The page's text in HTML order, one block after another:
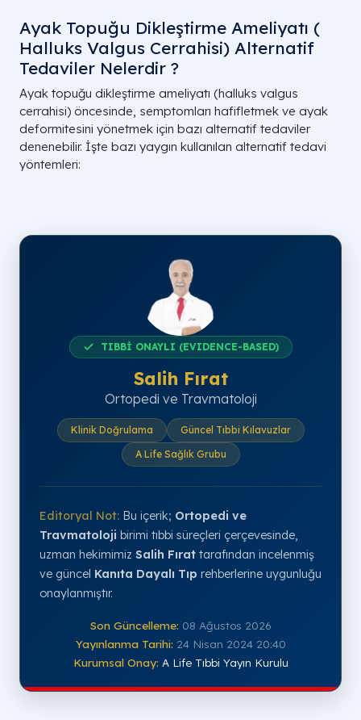
Ayak Topuğu Dikleştirme Ameliyatı (
Halluks Valgus Cerrahisi) Alternatif
Tedaviler Nelerdir ?
Ayak topuğu dikleştirme ameliyatı (halluks valgus
cerrahisi) öncesinde, semptomları hafifletmek ve ayak
deformitesini yönetmek için bazı alternatif tedaviler
denenebilir. İşte bazı yaygın kullanılan alternatif tedavi
yöntemleri:
TIBBİ ONAYLI (EVIDENCE-BASED)
Salih Fırat
Ortopedi ve Travmatoloji
Klinik Doğrulama
Güncel Tıbbi Kılavuzlar
A Life Sağlık Grubu
Editoryal Not: Bu içerik; Ortopedi ve
Travmatoloji birimi tıbbi süreçleri çerçevesinde,
uzman hekimimiz Salih Fırat tarafından incelenmiş
ve güncel Kanıta Dayalı Tıp rehberlerine uygunluğu
onaylanmıştır.
Son Güncelleme: 08 Ağustos 2026
Yayınlanma Tarihi: 24 Nisan 2024 20:40
Kurumsal Onay: A Life Tıbbi Yayın Kurulu